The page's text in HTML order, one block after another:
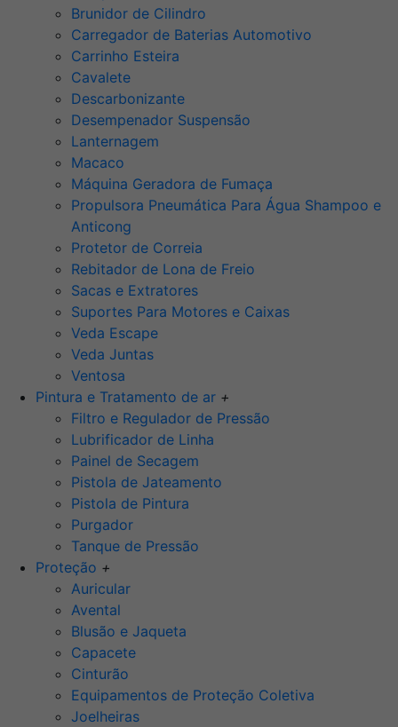
Brunidor de Cilindro
Carregador de Baterias Automotivo
Carrinho Esteira
Cavalete
Descarbonizante
Desempenador Suspensão
Lanternagem
Macaco
Máquina Geradora de Fumaça
Propulsora Pneumática Para Água Shampoo e
Anticong
Protetor de Correia
Rebitador de Lona de Freio
Sacas e Extratores
Suportes Para Motores e Caixas
Veda Escape
Veda Juntas
Ventosa
Pintura e Tratamento de ar +
Filtro e Regulador de Pressão
Lubrificador de Linha
Painel de Secagem
Pistola de Jateamento
Pistola de Pintura
Purgador
Tanque de Pressão
Proteção +
Auricular
Avental
Blusão e Jaqueta
Capacete
Cinturão
Equipamentos de Proteção Coletiva
Joelheiras